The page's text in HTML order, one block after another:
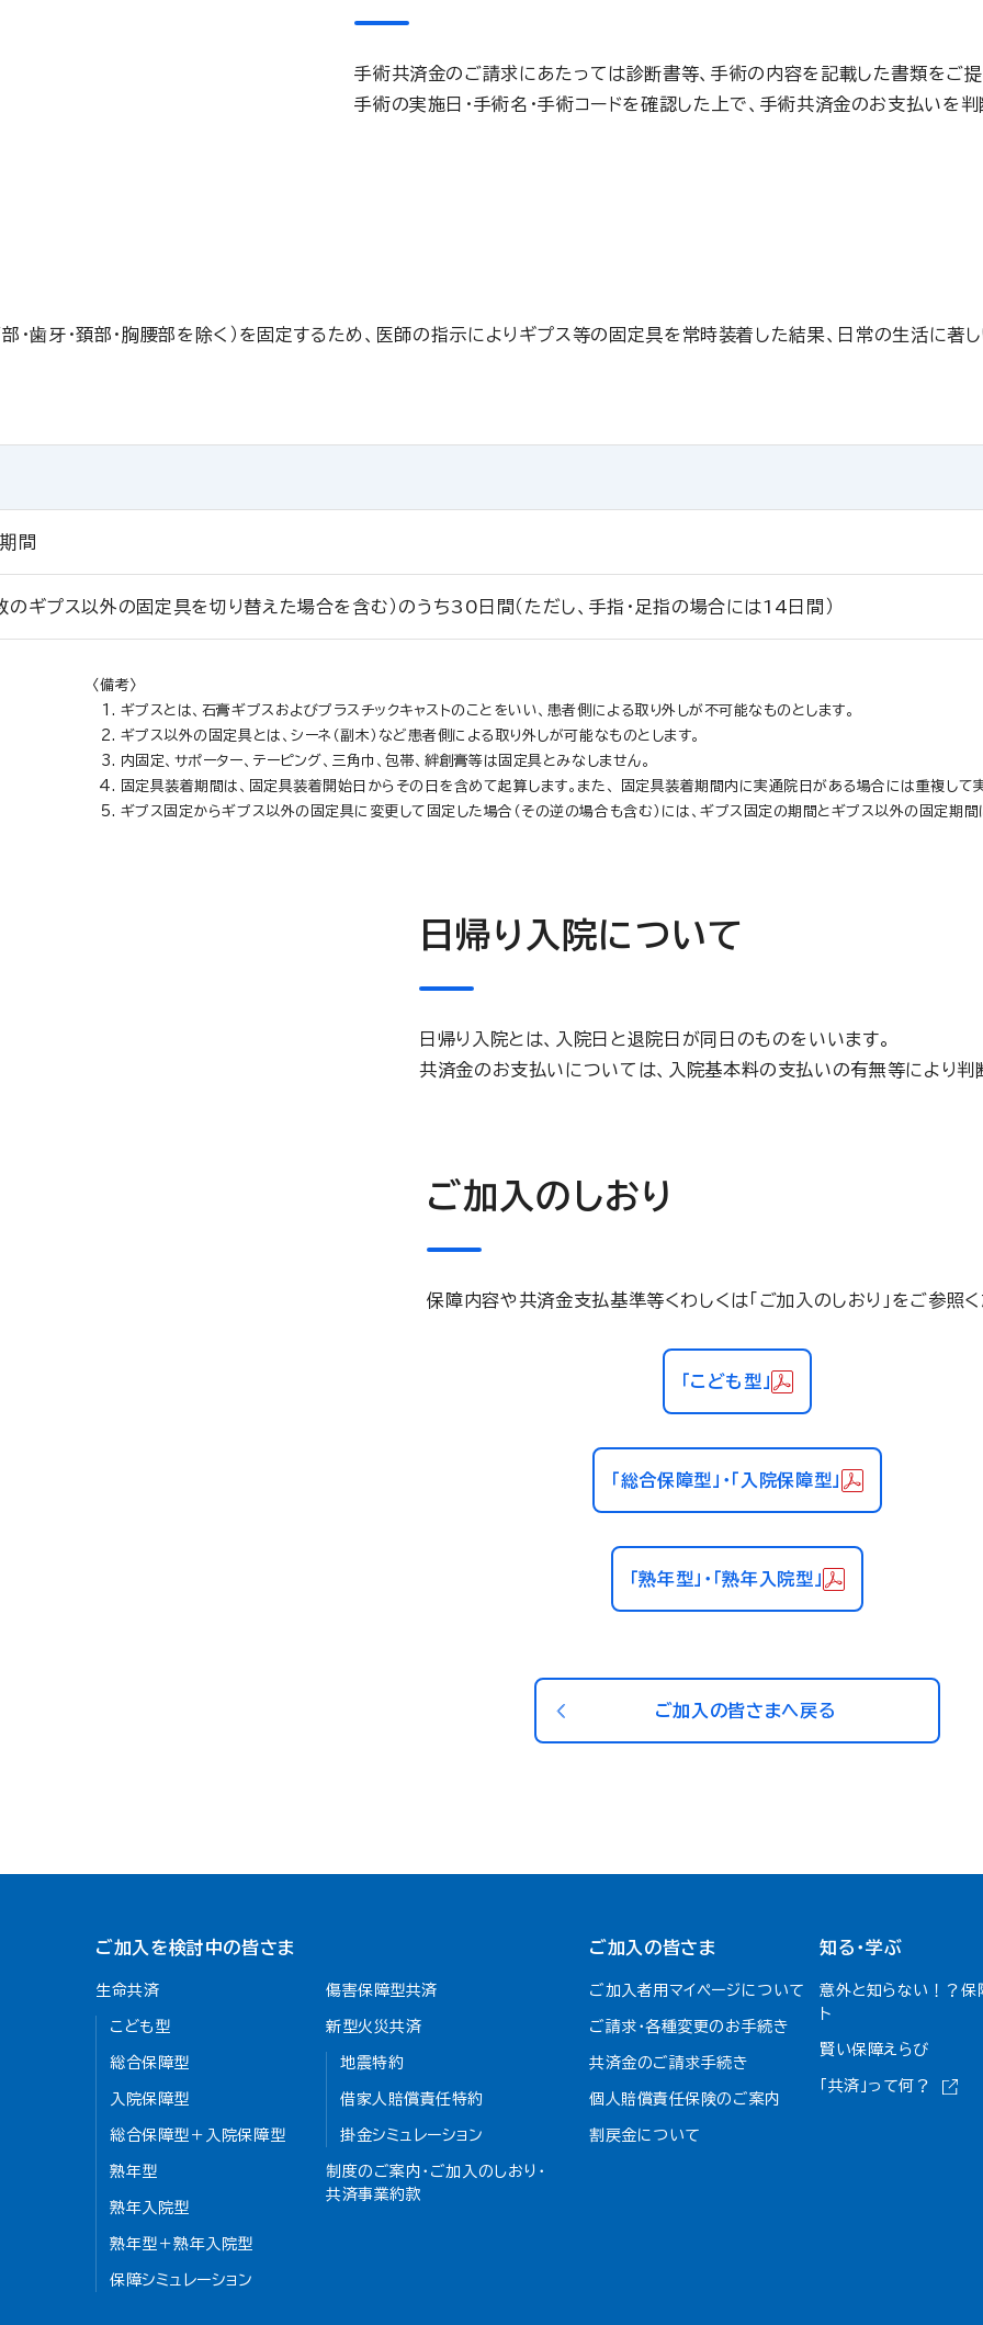
手術共済金のご請求にあたっては診断書等、手術の内容を記載した書類をご提
手術の実施日・手術名・手術コードを確認した上で、手術共済金のお支払いを判
・歯牙・頚部・胸腰部を除く）を固定するため、医師の指示によりギプス等の固定具を常時装着した結果、日常の生
間
のギプス以外の固定具を切り替えた場合を含む）のうち30日間（ただし、手指・足指の場合には14日間）
〈備考〉
ギプスとは、石膏ギプスおよびプラスチックキャストのことをいい、患者側による取り外しが不可能なものとします。
ギプス以外の固定具とは、シーネ（副木）など患者側による取り外しが可能なものとします。
内固定、サポーター、テーピング、三角巾、包帯、絆創膏等は固定具とみなしません。
固定具装着期間は、固定具装着開始日からその日を含めて起算します。また、 固定具装着期間内に実通院日がある場合には重複して
ギプス固定からギプス以外の固定具に変更して固定した場合（その逆の場合も含む）には、ギプス固定の期間とギプス以外の固定期間
日帰り入院について
日帰り入院とは、入院日と退院日が同日のものをいいます。
共済金のお支払いについては、入院基本料の支払いの有無等により判
ご加入のしおり
保障内容や共済金支払基準等くわしくは「ご加入のしおり」をご参照く
「こども型」
「総合保障型」・「入院保障型」
「熟年型」・「熟年入院型」
ご加入の皆さまへ戻る
ご加入を検討中の皆さま
生命共済
こども型
総合保障型
入院保障型
総合保障型＋入院保障型
熟年型
熟年入院型
熟年型＋熟年入院型
保障シミュレーション
傷害保障型共済
新型火災共済
地震特約
借家人賠償責任特約
掛金シミュレーション
制度のご案内・ご加入のしおり・
共済事業約款
ご加入の皆さま
ご加入者用マイページについて
ご請求・各種変更のお手続き
共済金のご請求手続き
個人賠償責任保険のご案内
割戻金について​
知る・学ぶ
意外と知らない！？保
ト
賢い保障えらび
「共済」って何？